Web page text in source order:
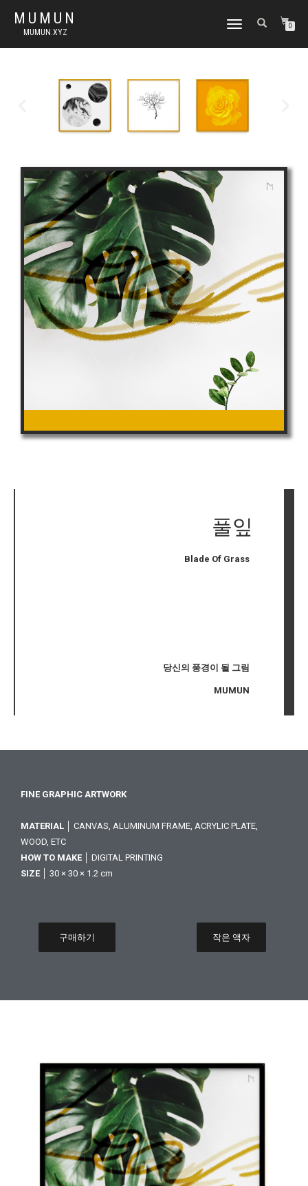
MUMUN
MUMUN.XYZ
토
내
게
이
션
0
풀잎
Blade Of Grass
당신의 풍경이 될 그림
MUMUN
FINE GRAPHIC ARTWORK
MATERIAL │ CANVAS, ALUMINUM FRAME, ACRYLIC PLATE,
WOOD, ETC
HOW TO MAKE │ DIGITAL PRINTING
SIZE │ 30 × 30 × 1.2 cm
구매하기 작은 액자